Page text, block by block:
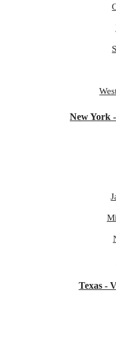
New York
Texas -